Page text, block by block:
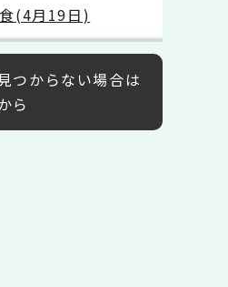
(4月19日)
つからない場合は
ら